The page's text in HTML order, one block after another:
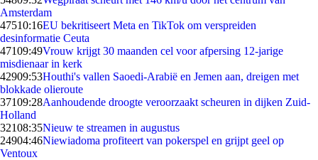
Amsterdam
47510:16EU bekritiseert Meta en TikTok om verspreiden
desinformatie Ceuta
47109:49Vrouw krijgt 30 maanden cel voor afpersing 12-jarige
misdienaar in kerk
42909:53Houthi's vallen Saoedi-Arabië en Jemen aan, dreigen met
blokkade olieroute
37109:28Aanhoudende droogte veroorzaakt scheuren in dijken Zuid-
Holland
32108:35Nieuw te streamen in augustus
24904:46Niewiadoma profiteert van pokerspel en grijpt geel op
Ventoux